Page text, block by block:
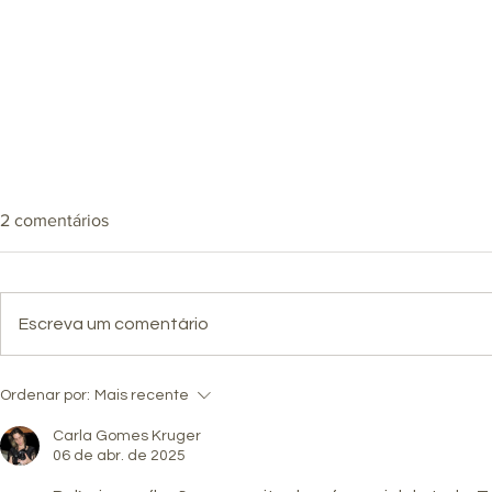
Uma das
desatenta,
2 comentários
Escreva um comentário
Ordenar por: Mais recente
Carla Gomes Kruger
06 de abr. de 2025